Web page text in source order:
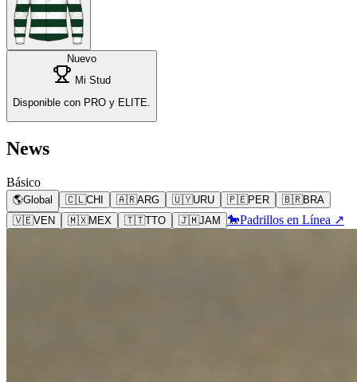
Nuevo
Mi Stud
Disponible con PRO y ELITE.
News
Básico
🌎Global 🇨🇱CHI 🇦🇷ARG 🇺🇾URU 🇵🇪PER 🇧🇷BRA
🇻🇪VEN 🇲🇽MEX 🇹🇹TTO 🇯🇲JAM 🐎Padrillos en Línea ↗